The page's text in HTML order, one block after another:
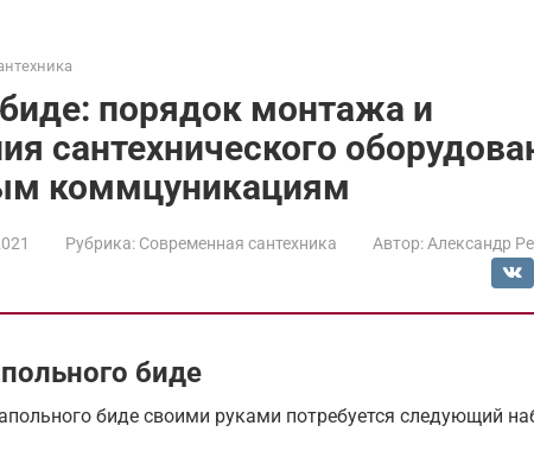
порядок монтажа и
сантехнического
коммцуникациям
Рубрика: Современная сантехника Автор: Александр
биде
биде своими руками потребуется следующий